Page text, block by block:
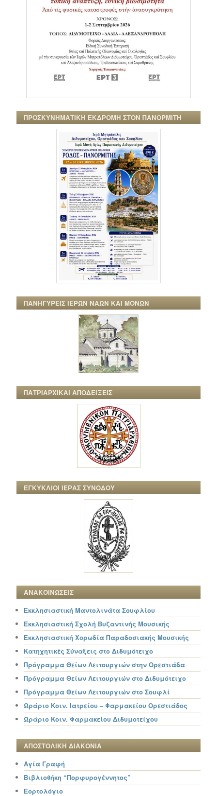
ΠΡΟΣΚΥΝΗΜΑΤΙΚΗ ΕΚΔΡΟΜΗ ΣΤΟΝ ΠΑΝΟΡΜΙΤΗ
ΠΑΝΗΓΥΡΕΙΣ ΙΕΡΩΝ ΝΑΩΝ ΚΑΙ ΜΟΝΩΝ
ΠΑΤΡΙΑΡΧΙΚΑΙ ΑΠΟΔΕΙΞΕΙΣ
ΕΓΚΥΚΛΙΟΙ ΙΕΡΑΣ ΣΥΝΟΔΟΥ
ΑΝΑΚΟΙΝΩΣΕΙΣ
Εκκλησιαστική Μαντολινάτα Σουφλίου
Εκκλησιαστική Σχολή Βυζαντινής Μουσικής
Εκκλησιαστική Χορωδία Παραδοσιακής Μουσικής
Κατηχητικές Σύναξεις στο Διδυμότειχο
Πρόγραμμα Θείων Λειτουργιών στην Ορεστιάδα
Πρόγραμμα Θείων Λειτουργιών στο Διδυμότειχο
Πρόγραμμα Θείων Λειτουργιών στο Σουφλί
Ωράριο Κοιν. Ιατρείου – Φαρμακείου Ορεστιάδος
Ωράριο Κοιν. Φαρμακείου Διδυμοτείχου
ΑΠΟΣΤΟΛΙΚΗ ΔΙΑΚΟΝΙΑ
Αγία Γραφή
Βιβλιοθήκη “Πορφυρογέννητος”
Εορτολόγιο